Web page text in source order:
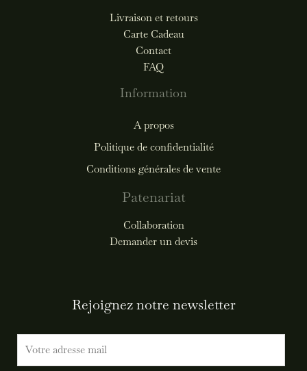
Livraison et retours
Carte Cadeau
Contact
FAQ
Information
A propos
Politique de confidentialité
Conditions générales de vente
Patenariat
Collaboration
Demander un devis
Rejoignez notre newsletter